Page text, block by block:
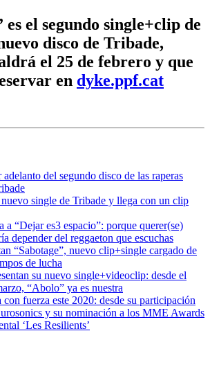
es el segundo single+clip de
disco de Tribade,
el 25 de febrero y que
en dyke.ppf.cat
del segundo disco de las raperas
nuevo single de Tribade y llega con un clip
a “Dejar es3 espacio”: porque querer(se)
depender del reggaeton que escuchas
“Sabotage”, nuevo clip+single cargado de
de lucha
su nuevo single+videoclip: desde el
“Abolo” ya es nuestra
con fuerza este 2020: desde su participación
y su nominación a los MME Awards
‘Les Resilients’